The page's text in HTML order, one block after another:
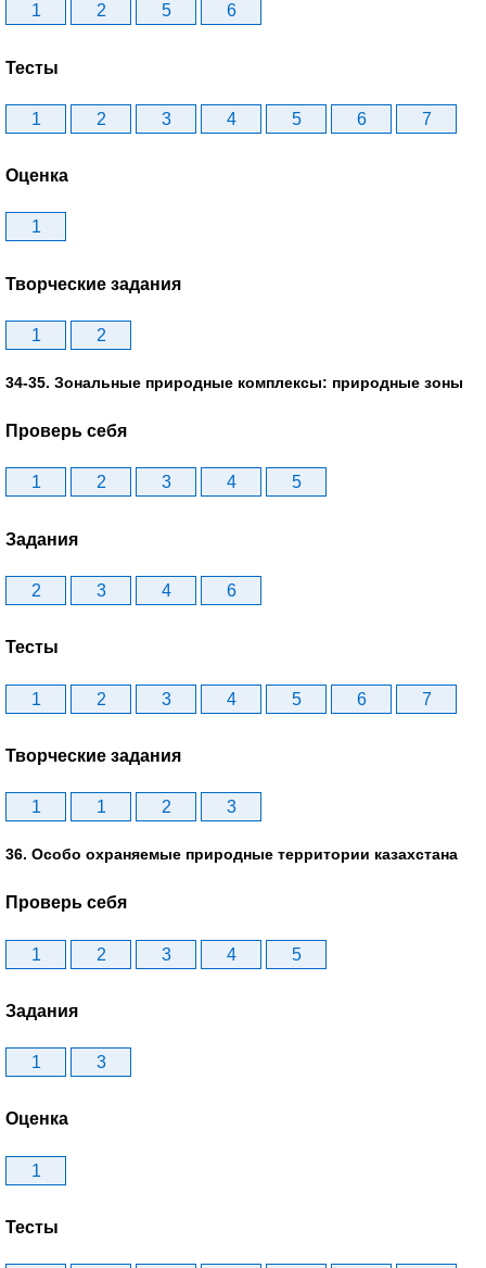
1 2 5 6
Тесты
1 2 3 4 5 6 7
Оценка
1
Творческие задания
1 2
34-35. Зональные природные комплексы: природные зоны
Проверь себя
1 2 3 4 5
Задания
2 3 4 6
Тесты
1 2 3 4 5 6 7
Творческие задания
1 1 2 3
36. Особо охраняемые природные территории казахстана
Проверь себя
1 2 3 4 5
Задания
1 3
Оценка
1
Тесты